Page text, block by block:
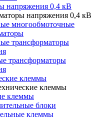
напряжения 0,4 кВ
напряжения 0,4 кВ
многообмоточные
трансформаторы
трансформаторы
клеммы
клеммы
клеммы
блоки
клеммы